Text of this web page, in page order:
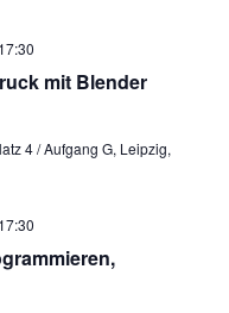
mit Blender
17:30
4 / Aufgang G, Leipzig,
17:30